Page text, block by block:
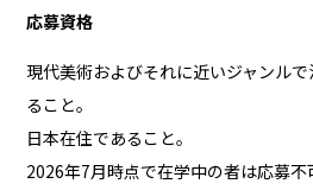
応募資格
現代美術およびそれに近いジャンル
ること。
日本在住であること。
2026年7月時点で在学中の者は応募